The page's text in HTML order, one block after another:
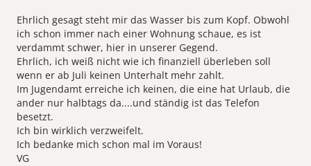
Ehrlich gesagt steht mir das Wasser bis zum Kopf. Obwohl
ich schon immer nach einer Wohnung schaue, es ist
verdammt schwer, hier in unserer Gegend.
Ehrlich, ich weiß nicht wie ich finanziell überleben soll
wenn er ab Juli keinen Unterhalt mehr zahlt.
Im Jugendamt erreiche ich keinen, die eine hat Urlaub, die
ander nur halbtags da....und ständig ist das Telefon
besetzt.
Ich bin wirklich verzweifelt.
Ich bedanke mich schon mal im Voraus!
VG